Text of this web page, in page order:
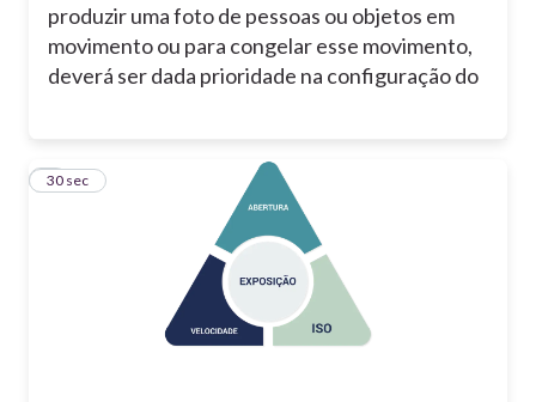
produzir uma foto de pessoas ou objetos em
movimento ou para congelar esse movimento,
deverá ser dada prioridade na configuração do
9
30 sec